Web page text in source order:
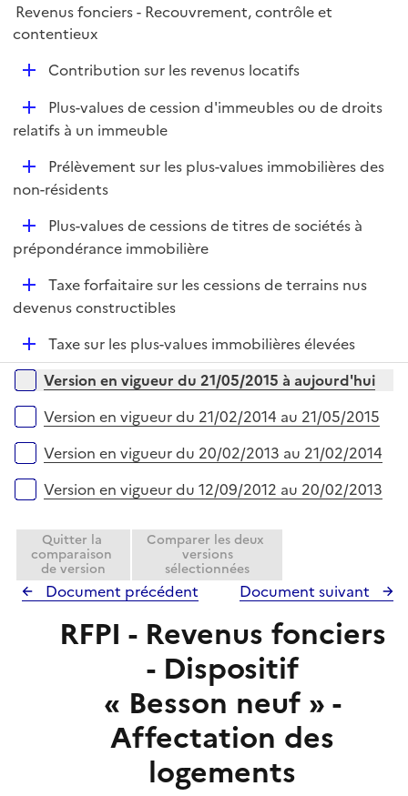
r
l
i
e
Revenus fonciers - Recouvrement, contrôle et
contentieux
D
l
Contribution sur les revenus locatifs
D
é
i
Plus-values de cession d'immeubles ou de droits
relatifs à un immeuble
D
é
i
Prélèvement sur les plus-values immobilières des
non-résidents
D
é
i
Plus-values de cessions de titres de sociétés à
prépondérance immobilière
D
é
e
r
Taxe forfaitaire sur les cessions de terrains nus
devenus constructibles
D
é
p
e
Taxe sur les plus-values immobilières élevées
Versions sur la période
Version en vigueur du 21/05/2015 à aujourd'hui
Version en vigueur du 21/02/2014 au 21/05/2015
Version en vigueur du 20/02/2013 au 21/02/2014
Version en vigueur du 12/09/2012 au 20/02/2013
Quitter la
comparaison
de version
Comparer les deux
versions
sélectionnées
Document précédent Document suivant
RFPI - Revenus fonciers
- Dispositif
« Besson neuf » -
Affectation des
logements